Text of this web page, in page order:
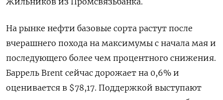
На рынке нефти базовые сорта растут после
вчерашнего похода на максимумы с начала мая и
последующего более чем процентного снижения.
Баррель Brent сейчас дорожает на 0,6% и
оценивается в $78,17. Поддержкой выступают